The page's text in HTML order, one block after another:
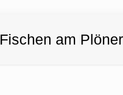
Fischen am